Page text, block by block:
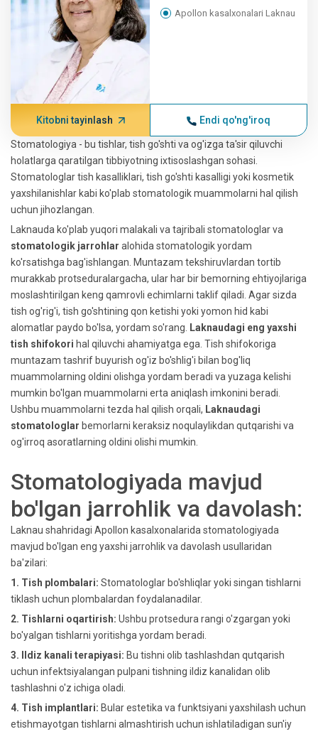
Apollon kasalxonalari Laknau
Kitobni tayinlash Endi qo'ng'iroq
Stomatologiya - bu tishlar, tish go'shti va og'izga ta'sir qiluvchi
holatlarga qaratilgan tibbiyotning ixtisoslashgan sohasi.
Stomatologlar tish kasalliklari, tish go'shti kasalligi yoki kosmetik
yaxshilanishlar kabi ko'plab stomatologik muammolarni hal qilish
uchun jihozlangan.
Laknauda ko'plab yuqori malakali va tajribali stomatologlar va
stomatologik jarrohlar alohida stomatologik yordam
ko'rsatishga bag'ishlangan. Muntazam tekshiruvlardan tortib
murakkab protseduralargacha, ular har bir bemorning ehtiyojlariga
moslashtirilgan keng qamrovli echimlarni taklif qiladi. Agar sizda
tish og'rig'i, tish go'shtining qon ketishi yoki yomon hid kabi
alomatlar paydo bo'lsa, yordam so'rang.
Laknaudagi eng yaxshi
tish shifokori hal qiluvchi ahamiyatga ega. Tish shifokoriga
muntazam tashrif buyurish og'iz bo'shlig'i bilan bog'liq
muammolarning oldini olishga yordam beradi va yuzaga kelishi
mumkin bo'lgan muammolarni erta aniqlash imkonini beradi.
Ushbu muammolarni tezda hal qilish orqali, Laknaudagi
stomatologlar bemorlarni keraksiz noqulaylikdan qutqarishi va
og'irroq asoratlarning oldini olishi mumkin.
Stomatologiyada mavjud
bo'lgan jarrohlik va davolash:
Laknau shahridagi Apollon kasalxonalarida stomatologiyada
mavjud bo'lgan eng yaxshi jarrohlik va davolash usullaridan
ba'zilari:
1. Tish plombalari: Stomatologlar bo'shliqlar yoki singan tishlarni
tiklash uchun plombalardan foydalanadilar.
2. Tishlarni oqartirish: Ushbu protsedura rangi o'zgargan yoki
bo'yalgan tishlarni yoritishga yordam beradi.
3. Ildiz kanali terapiyasi: Bu tishni olib tashlashdan qutqarish
uchun infektsiyalangan pulpani tishning ildiz kanalidan olib
tashlashni o'z ichiga oladi.
4. Tish implantlari: Bular estetika va funktsiyani yaxshilash uchun
etishmayotgan tishlarni almashtirish uchun ishlatiladigan sun'iy